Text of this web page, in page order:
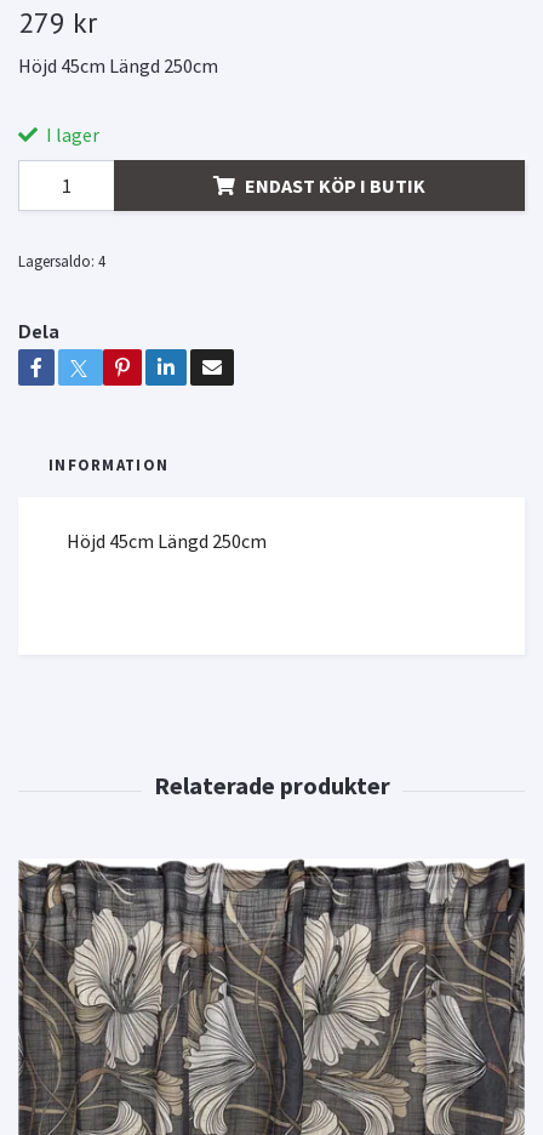
279 kr
Höjd 45cm Längd 250cm
I lager
ENDAST KÖP I BUTIK
Lagersaldo: 4
Dela
INFORMATION
Höjd 45cm Längd 250cm